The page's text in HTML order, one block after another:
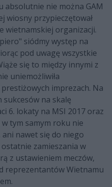
absolutnie nie można GAM
wiosny przypieczętował
wietnamskiej organizacji.
siódmy występ na
pod uwagę wszystkie
się to między innymi z
uniemożliwiła
imprezach. Na
na skalę
6. lokaty na MSI 2017 oraz
w tym samym roku nie
ani nawet się do niego
zamieszania w
z ustawieniem meczów,
reprezentantów Wietnamu